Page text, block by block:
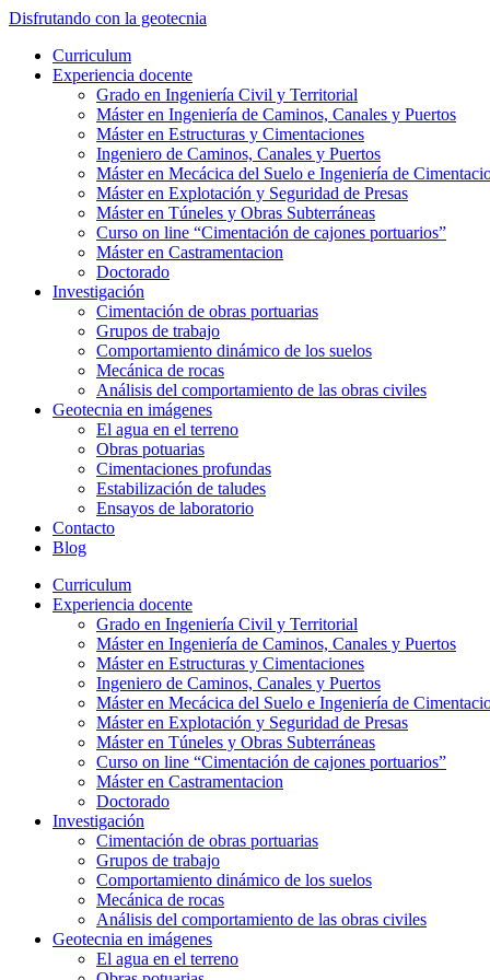
Saltar
contenido
principal
Disfrutando con la geotecnia
AlternarCurriculum
Experiencia docente
Grado en Ingeniería Civil y Territorial
Máster en Ingeniería de Caminos, Canales y Puertos
Máster en Estructuras y Cimentaciones
Ingeniero de Caminos, Canales y Puertos
Máster en Mecácica del Suelo e Ingeniería de
Máster en Explotación y Seguridad de Presas
Máster en Túneles y Obras Subterráneas
Curso on line “Cimentación de cajones portuarios”
Máster en Castramentacion
Doctorado
Investigación
Cimentación de obras portuarias
Grupos de trabajo
Comportamiento dinámico de los suelos
Mecánica de rocas
Análisis del comportamiento de las obras civiles
Geotecnia en imágenes
El agua en el terreno
Obras potuarias
Cimentaciones profundas
Estabilización de taludes
Ensayos de laboratorio
Contacto
Blog
Curriculum
Experiencia docente
Grado en Ingeniería Civil y Territorial
Máster en Ingeniería de Caminos, Canales y Puertos
Máster en Estructuras y Cimentaciones
Ingeniero de Caminos, Canales y Puertos
Máster en Mecácica del Suelo e Ingeniería de
Máster en Explotación y Seguridad de Presas
Máster en Túneles y Obras Subterráneas
Curso on line “Cimentación de cajones portuarios”
Máster en Castramentacion
Doctorado
Investigación
Cimentación de obras portuarias
Grupos de trabajo
Comportamiento dinámico de los suelos
Mecánica de rocas
Análisis del comportamiento de las obras civiles
Geotecnia en imágenes
El agua en el terreno